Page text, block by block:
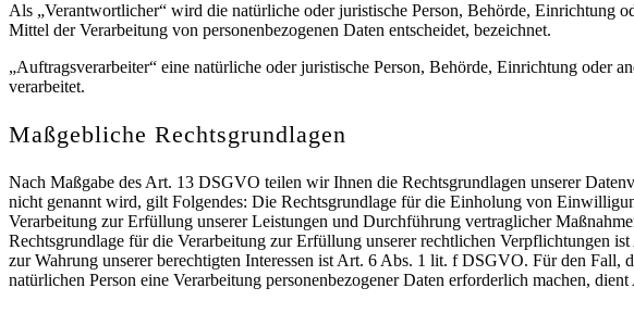
Als „Verantwortlicher“ wird die natürliche oder juristische Person, Behörde, Einrichtung
Mittel der Verarbeitung von personenbezogenen Daten entscheidet, bezeichnet.
„Auftragsverarbeiter“ eine natürliche oder juristische Person, Behörde, Einrichtung oder
verarbeitet.
Maßgebliche Rechtsgrundlagen
Nach Maßgabe des Art. 13 DSGVO teilen wir Ihnen die Rechtsgrundlagen unserer
nicht genannt wird, gilt Folgendes: Die Rechtsgrundlage für die Einholung von
Verarbeitung zur Erfüllung unserer Leistungen und Durchführung vertraglicher
Rechtsgrundlage für die Verarbeitung zur Erfüllung unserer rechtlichen Verpflichtungen
zur Wahrung unserer berechtigten Interessen ist Art. 6 Abs. 1 lit. f DSGVO. Für den Fall,
natürlichen Person eine Verarbeitung personenbezogener Daten erforderlich machen,